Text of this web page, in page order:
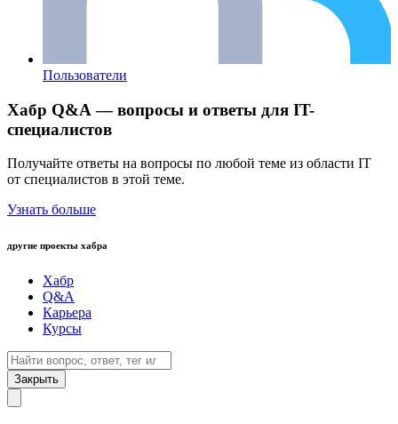
Пользователи
Хабр Q&A — вопросы и ответы для IT-
специалистов
Получайте ответы на вопросы по любой теме из области IT
от специалистов в этой теме.
Узнать больше
другие проекты хабра
Хабр
Q&A
Карьера
Курсы
Закрыть